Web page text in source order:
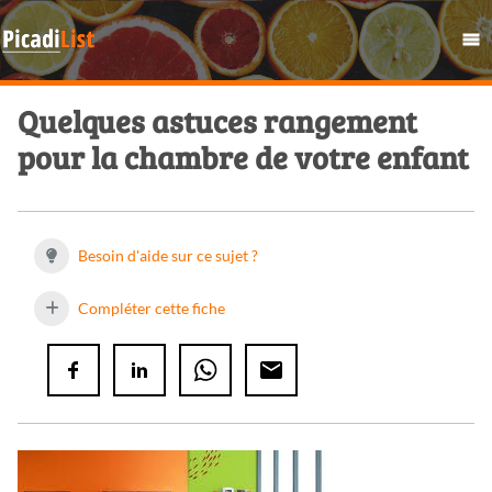
Quelques astuces rangement
pour la chambre de votre enfant
Besoin d'aide sur ce sujet ?
Compléter cette fiche